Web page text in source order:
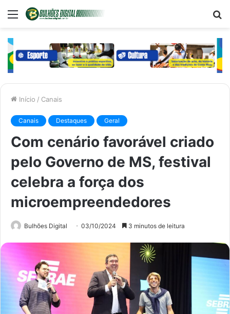
Menu
Início / Canais
Canais Destaques Geral
Com cenário favorável criado
pelo Governo de MS, festival
celebra a força dos
microempreendedores
Bulhões Digital 03/10/2024 3 minutos de leitura